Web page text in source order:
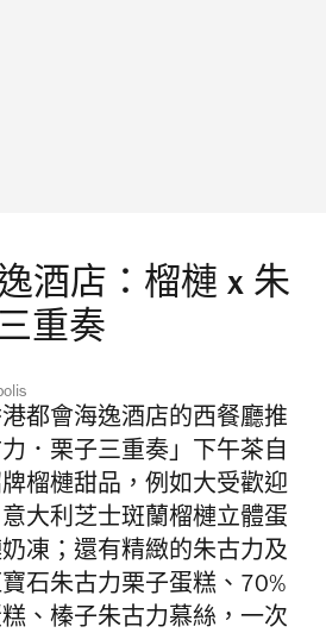
酒店：榴槤 x 朱
重奏
都會海逸酒店的西餐廳推
．栗子三重奏」下午茶自
榴槤甜品，例如大受歡迎
大利芝士斑蘭榴槤立體蛋
凍；還有精緻的朱古力及
石朱古力栗子蛋糕、70%
、榛子朱古力慕絲，一次